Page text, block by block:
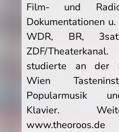
Film- und
Dokumentationen
WDR, BR,
ZDF/
studierte an der
Wien
Popularmusik
Klavier.
www.theoroos.de